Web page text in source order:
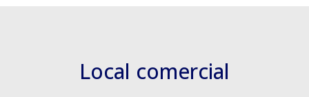
Local comercial